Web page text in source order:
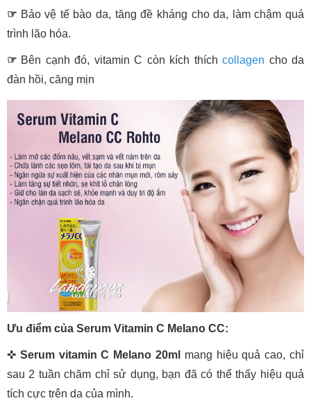
☞ Bảo vệ tế bào da, tăng đề kháng cho da, làm chậm quá
trình lão hóa.
☞ Bên cạnh đó, vitamin C còn kích thíchcollagen cho da
đàn hồi, căng mịn
Ưu điểm của Serum Vitamin C Melano CC:
✜ Serum vitamin C Melano 20ml mang hiệu quả cao, chỉ
sau 2 tuần chăm chỉ sử dụng, bạn đã có thể thấy hiệu quả
tích cực trên da của mình.